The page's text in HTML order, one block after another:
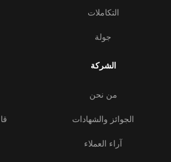
التكاملات
جولة
الشركة
من نحن
الجوائز والشهادات
آراء العملاء